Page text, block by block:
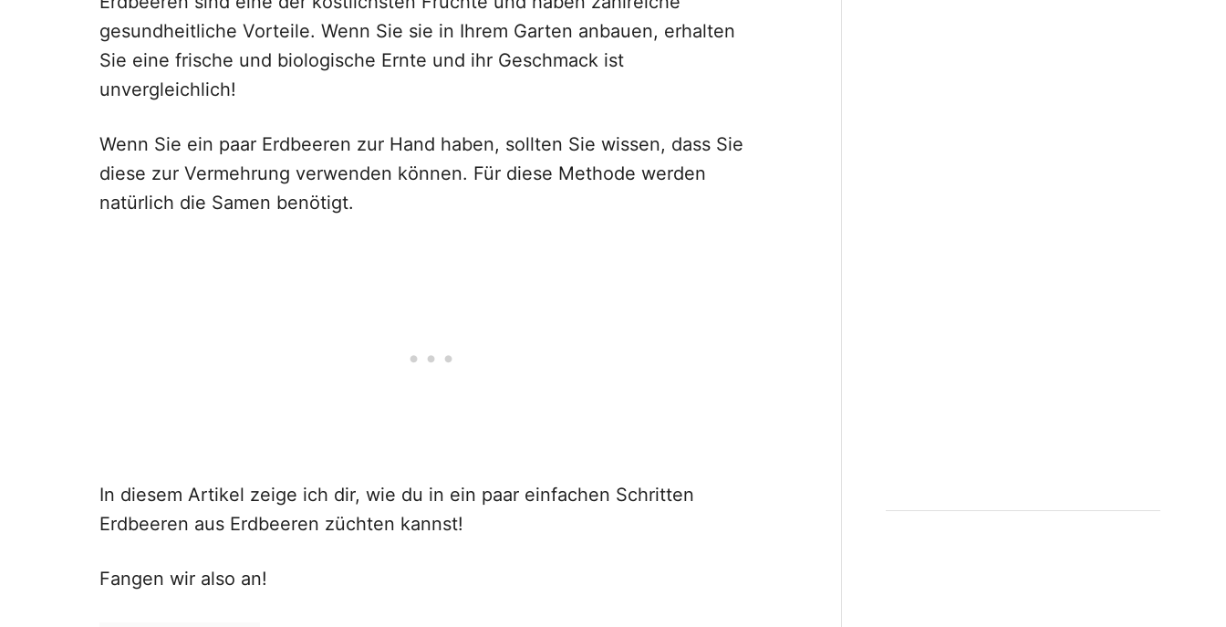
gesundheitliche Vorteile. Wenn Sie sie in Ihrem Garten anbauen, erhalten
Sie eine frische und biologische Ernte und ihr Geschmack ist
unvergleichlich!
Wenn Sie ein paar Erdbeeren zur Hand haben, sollten Sie wissen, dass Sie
diese zur Vermehrung verwenden können. Für diese Methode werden
natürlich die Samen benötigt.
In diesem Artikel zeige ich dir, wie du in ein paar einfachen Schritten
Erdbeeren aus Erdbeeren züchten kannst!
Fangen wir also an!